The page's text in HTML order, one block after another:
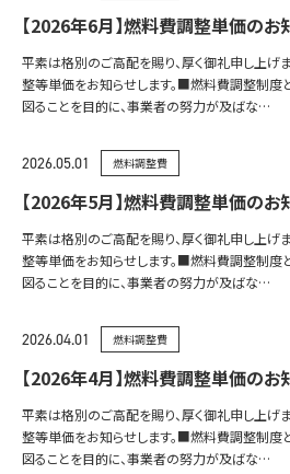
【2026年6月】燃料費調整単価のお
平素は格別のご高配を賜り、厚く御礼申し上げ
整等単価をお知らせします。■燃料費調整制
図ることを目的に、事業者の努力が及ばな…
2026.05.01 燃料調整費
【2026年5月】燃料費調整単価のお
平素は格別のご高配を賜り、厚く御礼申し上げ
整等単価をお知らせします。■燃料費調整制
図ることを目的に、事業者の努力が及ばな…
2026.04.01 燃料調整費
【2026年4月】燃料費調整単価のお
平素は格別のご高配を賜り、厚く御礼申し上げ
整等単価をお知らせします。■燃料費調整制
図ることを目的に、事業者の努力が及ばな…